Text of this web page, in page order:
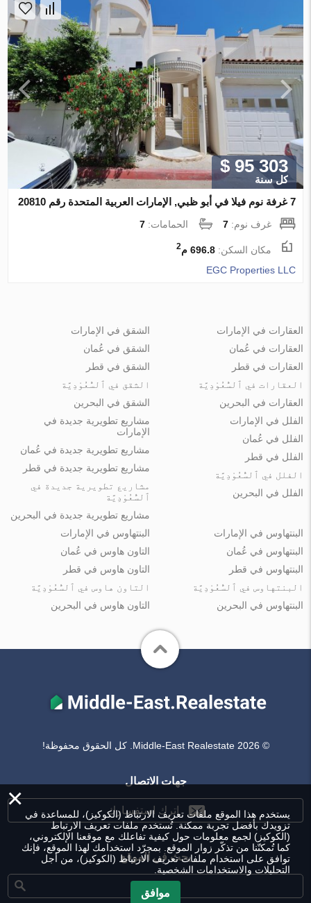
$ 95 303
كل سنة
7 غرفة نوم فيلا في أبو ظبي, الإمارات العربية المتحدة رقم 20810
غرف نوم:7 الحمامات:7
مكان السكن:696.8 م 2
EGC Properties LLC
العقارات في الإمارات
العقارات في عُمان
العقارات في قطر
العقارات في ٱلسُّعُوْدِيَّة
العقارات في البحرين
الشقق في الإمارات
الشقق في عُمان
الشقق في قطر
الشقق في ٱلسُّعُوْدِيَّة
الشقق في البحرين
الفلل في الإمارات
الفلل في عُمان
الفلل في قطر
الفلل في ٱلسُّعُوْدِيَّة
الفلل في البحرين
مشاريع تطويرية جديدة في
الإمارات
مشاريع تطويرية جديدة في عُمان
مشاريع تطويرية جديدة في قطر
مشاريع تطويرية جديدة في
ٱلسُّعُوْدِيَّة
مشاريع تطويرية جديدة في البحرين
البنتهاوس في الإمارات
البنتهاوس في عُمان
البنتهاوس في قطر
البنتهاوس في ٱلسُّعُوْدِيَّة
البنتهاوس في البحرين
البنتهاوس في الإمارات
التاون هاوس في عُمان
التاون هاوس في قطر
التاون هاوس في ٱلسُّعُوْدِيَّة
التاون هاوس في البحرين
© Middle-East Realestate 2026. كل الحقوق محفوظة!
جهات الاتصال
اترك استفسارك
بحث في الموقع
×
يستخدم هذا الموقع ملفات تعريف الارتباط (الكوكيز)، للمساعدة في
تزويدك بأفضل تجربة ممكنة. تُستخدم ملفات تعريف الارتباط
(الكوكيز) لجمع معلومات حول كيفية تفاعلك مع موقعنا الإلكتروني،
كما تُمكنّنا من تذكّر زوار الموقع. بمجرّد استخدامك لهذا الموقع، فإنك
توافق على استخدام ملفات تعريف الارتباط (الكوكيز)، من أجل
التحليلات والاستخدامات الشخصية.
موافق